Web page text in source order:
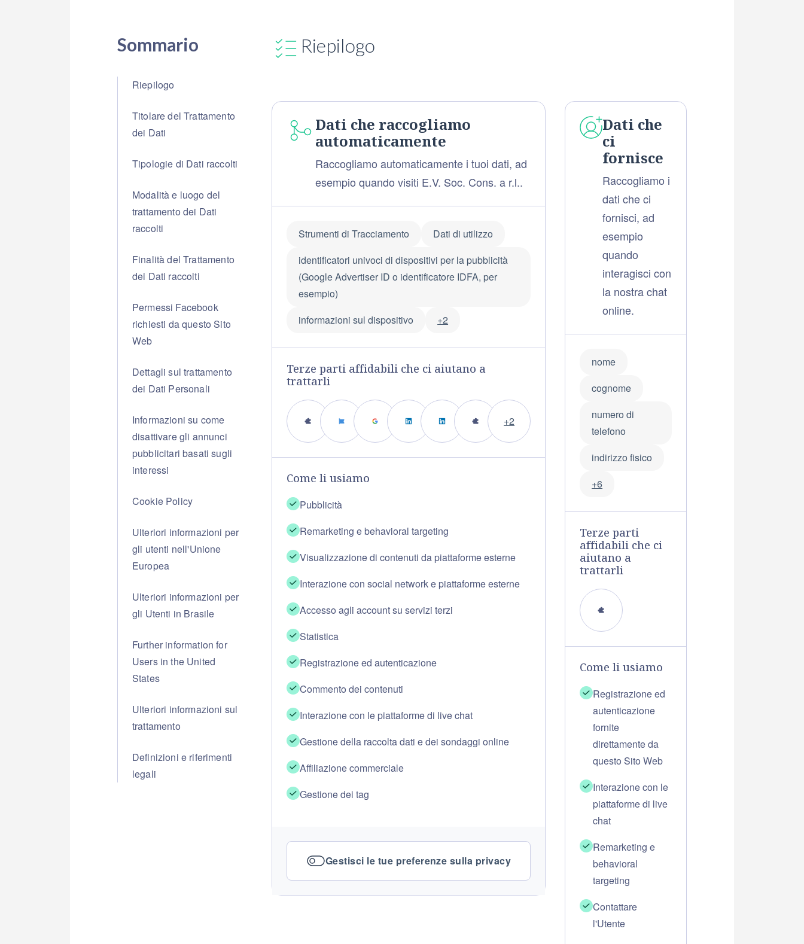
Sommario
Riepilogo
Titolare del Trattamento
dei Dati
Tipologie di Dati raccolti
Modalità e luogo del
trattamento dei Dati
raccolti
Finalità del Trattamento
dei Dati raccolti
Permessi Facebook
richiesti da questo Sito
Web
Dettagli sul trattamento
dei Dati Personali
Informazioni su come
disattivare gli annunci
pubblicitari basati sugli
interessi
Cookie Policy
Ulteriori informazioni per
gli utenti nell'Unione
Europea
Ulteriori informazioni per
gli Utenti in Brasile
Further information for
Users in the United
States
Ulteriori informazioni sul
trattamento
Definizioni e riferimenti
legali
Riepilogo
Dati che raccogliamo
automaticamente
Raccogliamo automaticamente i tuoi dati, ad
esempio quando visiti E.V. Soc. Cons. a r.l..
Strumenti di Tracciamento
Dati di utilizzo
identificatori univoci di dispositivi per la pubblicità
(Google Advertiser ID o identificatore IDFA, per
esempio)
informazioni sul dispositivo
+2
Terze parti affidabili che ci aiutano a
trattarli
+2
Come li usiamo
Pubblicità
Remarketing e behavioral targeting
Visualizzazione di contenuti da piattaforme esterne
Interazione con social network e piattaforme esterne
Accesso agli account su servizi terzi
Statistica
Registrazione ed autenticazione
Commento dei contenuti
Interazione con le piattaforme di live chat
Gestione della raccolta dati e dei sondaggi online
Affiliazione commerciale
Gestione dei tag
Gestisci le tue preferenze sulla privacy
Dati che
ci
fornisce
Raccogliamo i
dati che ci
fornisci, ad
esempio
quando
interagisci con
la nostra chat
online.
nome
cognome
numero di
telefono
indirizzo fisico
+6
Terze parti
affidabili che ci
aiutano a
trattarli
Come li usiamo
Registrazione ed
autenticazione
fornite
direttamente da
questo Sito Web
Interazione con le
piattaforme di live
chat
Remarketing e
behavioral
targeting
Contattare
l'Utente